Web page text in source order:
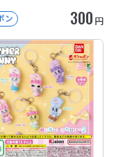
ン 300 円